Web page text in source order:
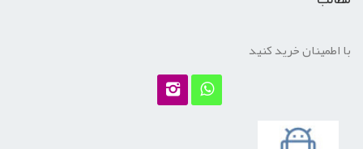
با اطمینان خرید کنید